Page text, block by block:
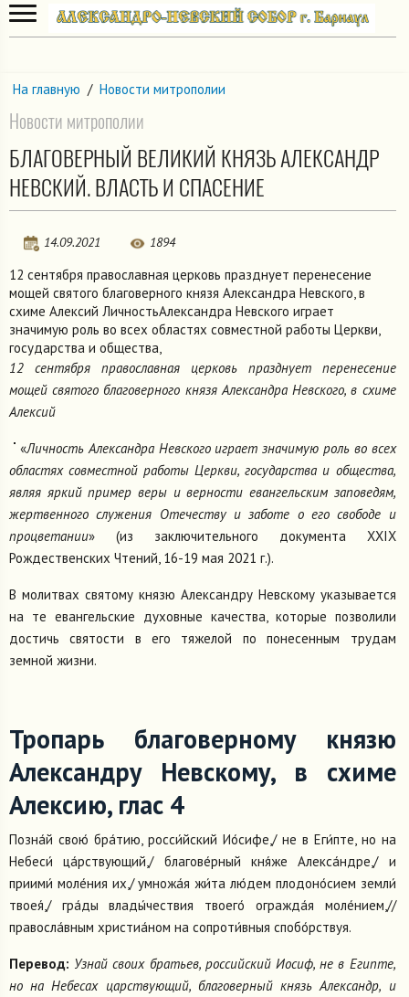
На главную / Новости митрополии
Новости митрополии
БЛАГОВЕРНЫЙ ВЕЛИКИЙ КНЯЗЬ АЛЕКСАНДР
НЕВСКИЙ. ВЛАСТЬ И СПАСЕНИЕ
14.09.2021 1894
12 сентября православная церковь празднует перенесение
мощей святого благоверного князя Александра Невского, в
схиме Алексий ЛичностьАлександра Невского играет
значимую роль во всех областях совместной работы Церкви,
государства и общества,
12 сентября православная церковь празднует перенесение
мощей святого благоверного князя Александра Невского, в схиме
Алексий
«Личность Александра Невского играет значимую роль во всех
областях совместной работы Церкви, государства и общества,
являя яркий пример веры и верности евангельским заповедям,
жертвенного служения Отечеству и заботе о его свободе и
процветании» (из заключительного документа ХХIX
Рождественских Чтений, 16-19 мая 2021 г.).
В молитвах святому князю Александру Невскому указывается
на те евангельские духовные качества, которые позволили
достичь святости в его тяжелой по понесенным трудам
земной жизни.
Тропарь благоверному князю
Александру Невскому, в схиме
Алексию, глас 4
Позна́й свою́ бра́тию, росси́йский Ио́сифе,/ не в Еги́пте, но на
Небеси́ ца́рствующий,/ благове́рный кня́же Алекса́ндре,/ и
приими́ моле́ния их,/ умножа́я жи́та лю́дем плодоно́сием земли́
твоея́,/ гра́ды влады́чествия твоего́ огражда́я моле́нием,//
правосла́вным христиа́ном на сопроти́вныя спобо́рствуя.
Перевод: Узнай своих братьев, российский Иосиф, не в Египте,
но на Небесах царствующий, благоверный князь Александр, и